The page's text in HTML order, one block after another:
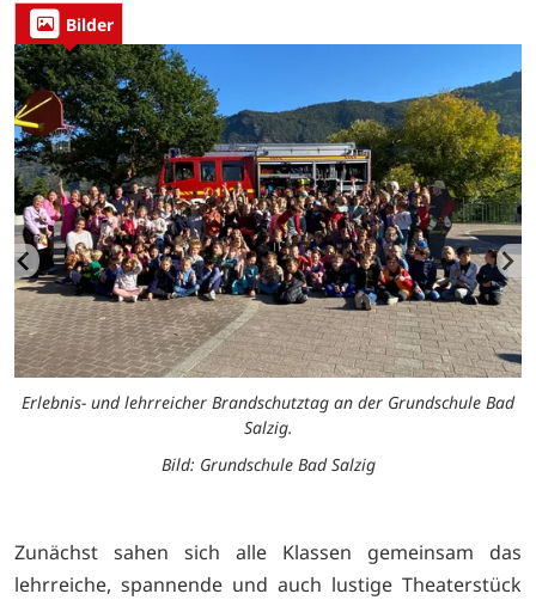
Bilder
Erlebnis- und lehrreicher Brandschutztag an der Grundschule Bad
Salzig.
Bild: Grundschule Bad Salzig
Zunächst sahen sich alle Klassen gemeinsam das
lehrreiche, spannende und auch lustige Theaterstück